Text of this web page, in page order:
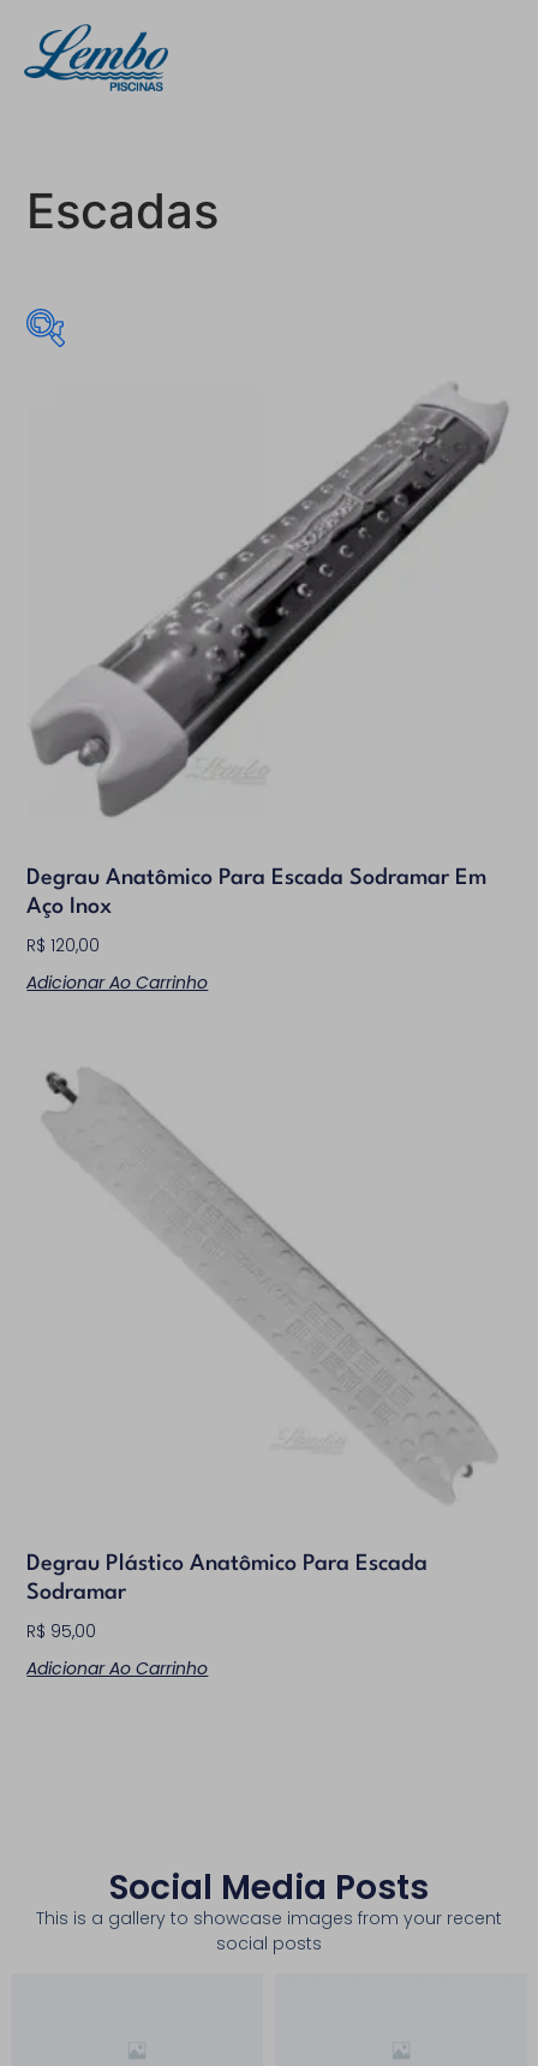
Escadas
R$ 120
114 120
Categorias de produto
Comerciais(0)
Residenciais(2)
Degrau Anatômico Para Escada Sodramar Em
Aço Inox
R$ 120,00
Adicionar Ao Carrinho
Degrau Plástico Anatômico Para Escada
Sodramar
R$ 95,00
Adicionar Ao Carrinho
Social Media Posts
This is a gallery to showcase images from your recent
social posts